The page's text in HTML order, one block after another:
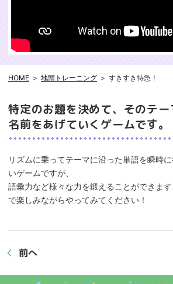
HOME 地頭トレーニング すきすき特急！
特定のお題を決めて、そのテ
名前をあげていくゲームです。
リズムに乗ってテーマに沿った単語を瞬時
いゲームですが、
語彙力など様々な力を鍛えることができま
で楽しみながらやってみてください！
前へ